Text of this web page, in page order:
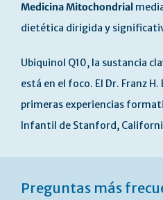
Medicina Mitochondrial
dietética dirigida y
Ubiquinol Q10, la sustancia
está en el foco. El Dr. Franz
primeras experiencias
Infantil de Stanford,
Preguntas más